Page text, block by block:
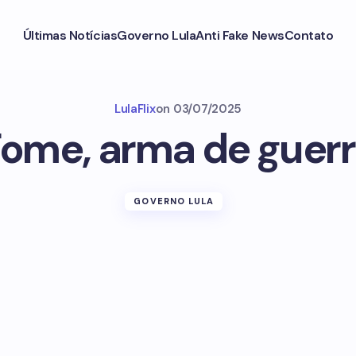
Últimas NotíciasGoverno LulaAnti Fake NewsContato
LulaFlixon 03/07/2025
arma de
GOVERNO LULA